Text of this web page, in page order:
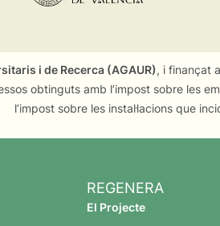
i de Recerca (AGAUR), i finançat
obtinguts amb l’impost sobre les
l’impost sobre les instal·lacions que
REGENERA
El Projecte